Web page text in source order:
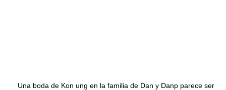
Una boda de Kon ung en la familia de Dan y Danp parece ser